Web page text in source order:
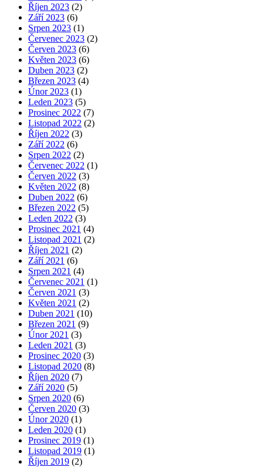
Říjen 2023 (2)
Září 2023 (6)
Srpen 2023 (1)
Červenec 2023 (2)
Červen 2023 (6)
Květen 2023 (6)
Duben 2023 (2)
Březen 2023 (4)
Únor 2023 (1)
Leden 2023 (5)
Prosinec 2022 (7)
Listopad 2022 (2)
Říjen 2022 (3)
Září 2022 (6)
Srpen 2022 (2)
Červenec 2022 (1)
Červen 2022 (3)
Květen 2022 (8)
Duben 2022 (6)
Březen 2022 (5)
Leden 2022 (3)
Prosinec 2021 (4)
Listopad 2021 (2)
Říjen 2021 (2)
Září 2021 (6)
Srpen 2021 (4)
Červenec 2021 (1)
Červen 2021 (3)
Květen 2021 (2)
Duben 2021 (10)
Březen 2021 (9)
Únor 2021 (3)
Leden 2021 (3)
Prosinec 2020 (3)
Listopad 2020 (8)
Říjen 2020 (7)
Září 2020 (5)
Srpen 2020 (6)
Červen 2020 (3)
Únor 2020 (1)
Leden 2020 (1)
Prosinec 2019 (1)
Listopad 2019 (1)
Říjen 2019 (2)